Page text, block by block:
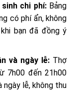
chi phí: Bảng
có phí ẩn, không
bạn đã đồng ý
và ngày lễ: Thợ
7h00 đến 21h00
ngày lễ, không thu